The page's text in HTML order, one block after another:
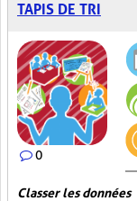
TAPIS DE TRI
0
Classer les données